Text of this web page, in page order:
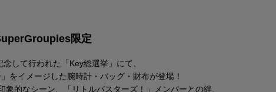
限定
して行われた「Key総選挙」にて、
をイメージした腕時計・バッグ・財布が登場！
的なシーン、「リトルバスターズ！」メンバーとの絆、